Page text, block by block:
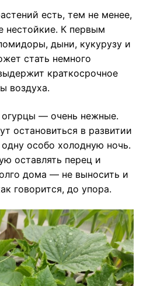
есть, тем не менее,
нестойкие. К первым
дыни, кукурузу и
стать немного
краткосрочное
воздуха.
огурцы — очень нежные.
остановиться в развитии
особо холодную ночь.
оставлять перец и
дома — не выносить и
говорится, до упора.